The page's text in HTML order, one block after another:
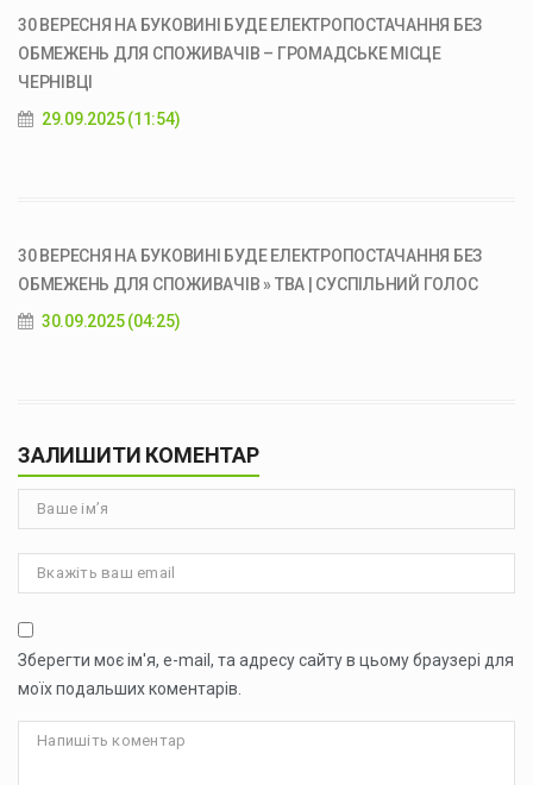
30 ВЕРЕСНЯ НА БУКОВИНІ БУДЕ ЕЛЕКТРОПОСТАЧАННЯ БЕЗ
ОБМЕЖЕНЬ ДЛЯ СПОЖИВАЧІВ – ГРОМАДСЬКЕ МІСЦЕ
ЧЕРНІВЦІ
29.09.2025 (11:54)
30 ВЕРЕСНЯ НА БУКОВИНІ БУДЕ ЕЛЕКТРОПОСТАЧАННЯ БЕЗ
ОБМЕЖЕНЬ ДЛЯ СПОЖИВАЧІВ » ТВА | СУСПІЛЬНИЙ ГОЛОС
30.09.2025 (04:25)
ЗАЛИШИТИ КОМЕНТАР
Зберегти моє ім'я, e-mail, та адресу сайту в цьому браузері для
моїх подальших коментарів.